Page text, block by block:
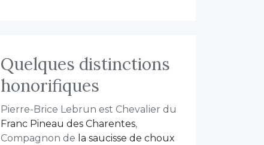
Quelques distinctions
honorifiques
Pierre-Brice Lebrun est Chevalier du
Franc Pineau des Charentes,
Compagnon de la saucisse de choux